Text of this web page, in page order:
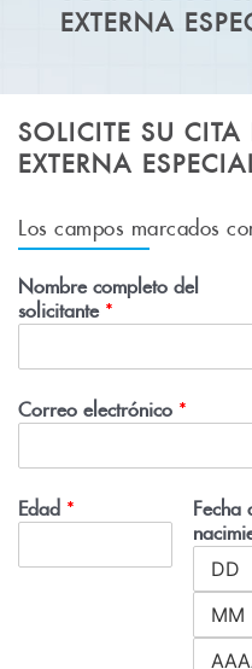
EXTERNA
SOLICITE SU CITA
EXTERNA
Los campos marcados
Nombre completo del
solicitante *
Correo electrónico *
Edad *
Fecha